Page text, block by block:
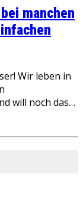
manchen
Wir leben in
will noch das…